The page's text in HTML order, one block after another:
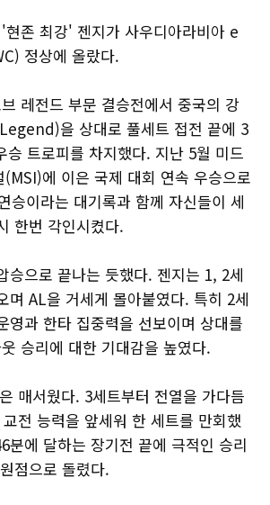
존 최강' 젠지가 사우디아라비아 e
정상에 올랐다.
레전드 부문 결승전에서 중국의 강
을 상대로 풀세트 접전 끝에 3
승 트로피를 차지했다. 지난 5월 미드
(MSI)에 이은 국제 대회 연속 우승으로
승이라는 대기록과 함께 자신들이 세
한번 각인시켰다.
승으로 끝나는 듯했다. 젠지는 1, 2세
며 AL을 거세게 몰아붙였다. 특히 2세
영과 한타 집중력을 선보이며 상대를
승리에 대한 기대감을 높였다.
매서웠다. 3세트부터 전열을 가다듬
전 능력을 앞세워 한 세트를 만회했
분에 달하는 장기전 끝에 극적인 승리
점으로 돌렸다.